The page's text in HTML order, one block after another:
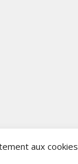
aux cookies